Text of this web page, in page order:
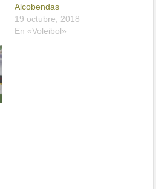
Alcobendas
19 octubre, 2018
En «Voleibol»